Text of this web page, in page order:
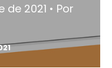
2021 • Por